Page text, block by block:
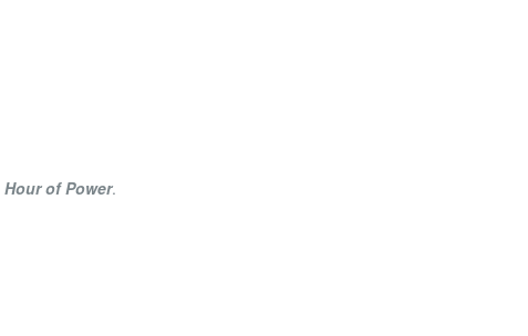
Hour of Power.